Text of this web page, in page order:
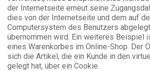
der Internetseite erneut seine
dies von der Internetseite und dem auf
Computersystem des Benutzers
übernommen wird. Ein weiteres Beispiel
eines Warenkorbes im Online-Shop. Der
sich die Artikel, die ein Kunde in den
gelegt hat, über ein Cookie.